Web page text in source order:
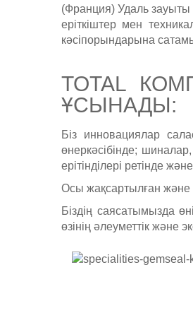
(Франция) Удаль зауыты
еріткіштер мен
кәсіпорындарына
TOTAL
ҰСЫНАДЫ:
Біз инновациялар
өнеркәсібінде;
ерітінділері ретінде
Осы жақсартылған және
Біздің саясатымызда
өзінің әлеуметтік және